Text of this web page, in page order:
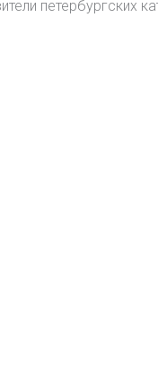
петербургских